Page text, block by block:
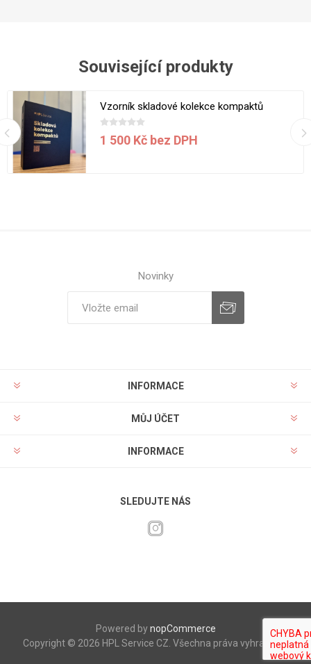
Související produkty
Vzorník skladové kolekce kompaktů
1 500 Kč bez DPH
Novinky
INFORMACE
MŮJ ÚČET
INFORMACE
SLEDUJTE NÁS
Powered bynopCommerce
Copyright © 2026 HPL Service CZ. Všechna práva vyhrazena.